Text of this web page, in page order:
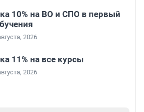
10% на ВО и СПО в первый
2026
11% на все курсы
2026